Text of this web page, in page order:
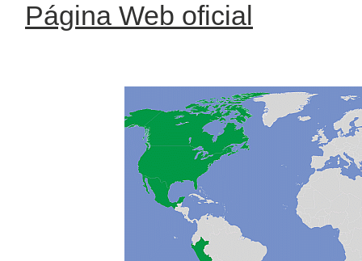
Página Web oficial